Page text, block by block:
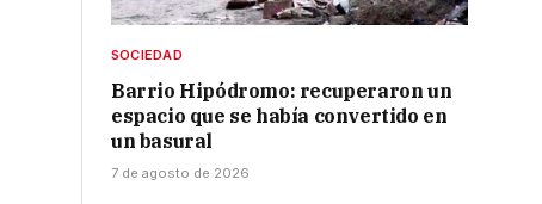
SOCIEDAD
Barrio Hipódromo: recuperaron un
espacio que se había convertido en
un basural
7 de agosto de 2026